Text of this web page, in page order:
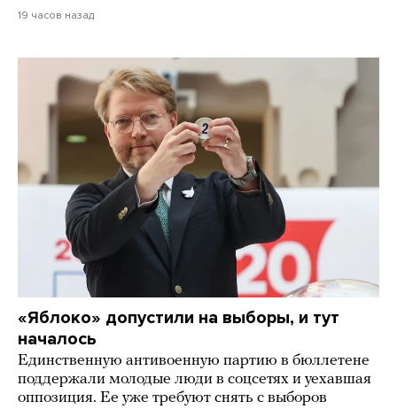
19 часов назад
«Яблоко» допустили на выборы, и тут
началось
Единственную антивоенную партию в бюллетене
поддержали молодые люди в соцсетях и уехавшая
оппозиция. Ее уже требуют снять с выборов